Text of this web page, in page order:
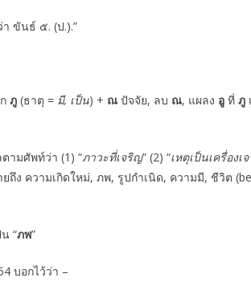
ขันธ์ ๕. (ป.).”
ภู (ธาตุ = มี, เป็น) + ณ ปัจจัย, ลบ ณ, แผลง อู ที่ ภู
ามศัพท์ว่า (1) “ภาวะที่เจริญ” (2) “เหตุเป็นเครื่อง
ยถึง ความเกิดใหม่, ภพ, รูปกำเนิด, ความมี, ชีวิต
“ภพ”
บอกไว้ว่า –